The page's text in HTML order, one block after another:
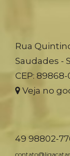
Rua
Saudades -
CEP:
Veja no
49 98802-